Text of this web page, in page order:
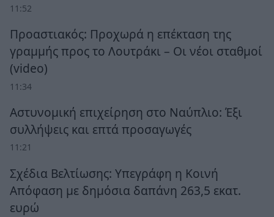
11:52
Προαστιακός: Προχωρά η επέκταση της
γραμμής προς το Λουτράκι – Οι νέοι σταθμοί
(video)
11:34
Αστυνομική επιχείρηση στο Ναύπλιο: Έξι
συλλήψεις και επτά προσαγωγές
11:21
Σχέδια Βελτίωσης: Υπεγράφη η Κοινή
Απόφαση με δημόσια δαπάνη 263,5 εκατ.
ευρώ